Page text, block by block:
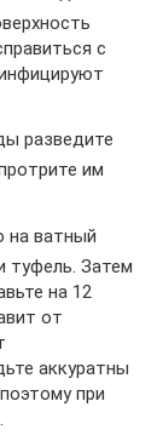
с
разведите
им
на ватный
туфель. Затем
на 12
от
аккуратны
при